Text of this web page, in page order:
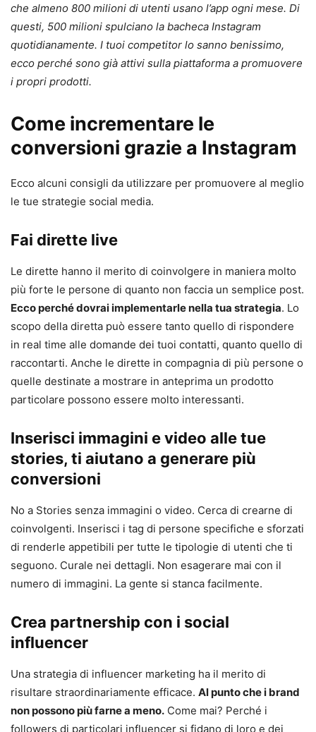
che almeno 800 milioni di utenti usano l’app ogni mese. Di
questi, 500 milioni spulciano la bacheca Instagram
quotidianamente. I tuoi competitor lo sanno benissimo,
ecco perché sono già attivi sulla piattaforma a promuovere
i propri prodotti.
Come incrementare le
conversioni grazie a Instagram
Ecco alcuni consigli da utilizzare per promuovere al meglio
le tue strategie social media.
Fai dirette live
Le dirette hanno il merito di coinvolgere in maniera molto
più forte le persone di quanto non faccia un semplice post.
Ecco perché dovrai implementarle nella tua strategia. Lo
scopo della diretta può essere tanto quello di rispondere
in real time alle domande dei tuoi contatti, quanto quello di
raccontarti. Anche le dirette in compagnia di più persone o
quelle destinate a mostrare in anteprima un prodotto
particolare possono essere molto interessanti.
Inserisci immagini e video alle tue
stories, ti aiutano a generare più
conversioni
No a Stories senza immagini o video. Cerca di crearne di
coinvolgenti. Inserisci i tag di persone specifiche e sforzati
di renderle appetibili per tutte le tipologie di utenti che ti
seguono. Curale nei dettagli. Non esagerare mai con il
numero di immagini. La gente si stanca facilmente.
Crea partnership con i social
influencer
Una strategia di influencer marketing ha il merito di
risultare straordinariamente efficace. Al punto che i brand
non possono più farne a meno. Come mai? Perché i
followers di particolari influencer si fidano di loro e dei